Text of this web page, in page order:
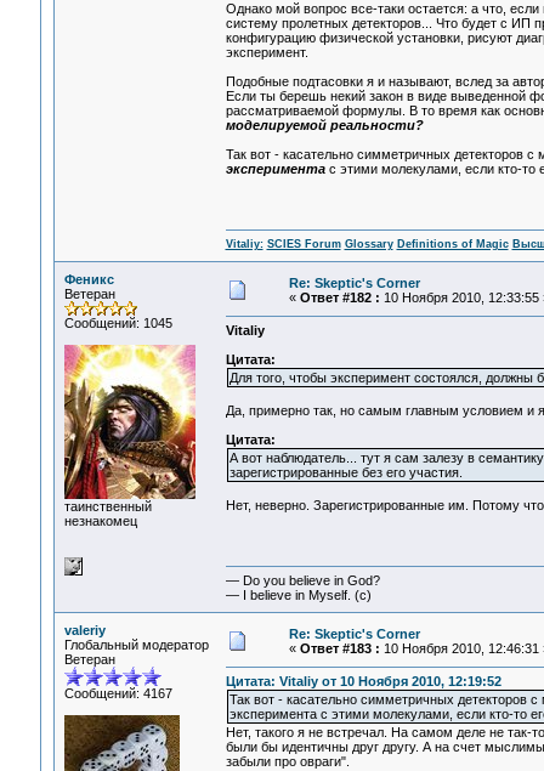
Однако мой вопрос все-таки остается: а что,
систему пролетных детекторов... Что будет с ИП
конфигурацию физической установки, рисуют
эксперимент.
Подобные подтасовки я и называют, вслед за
Если ты берешь некий закон в виде выведенной
рассматриваемой формулы. В то время как
моделируемой реальности?
Так вот - касательно симметричных детекторов
экспериментас этими молекулами, если кто-то
Vitaliy: SCIES Forum Glossary Definitions of Magic
Феникс
Ветеран
Сообщений: 1045
таинственный
незнакомец
Re: Skeptic's Corner
« Ответ #182 : 10 Ноября 2010, 12:33:55
Vitaliy
Цитата:
Для того, чтобы эксперимент состоялся, должны
Да, примерно так, но самым главным условием и
Цитата:
А вот наблюдатель... тут я сам залезу в
зарегистрированные без его участия.
Нет, неверно. Зарегистрированные им. Потому
— Do you believe in God?
— I believe in Myself. (c)
valeriy
Глобальный модератор
Ветеран
Сообщений: 4167
Re: Skeptic's Corner
« Ответ #183 : 10 Ноября 2010, 12:46:31
Цитата: Vitaliy от 10 Ноября 2010, 12:19:52
Так вот - касательно симметричных детекторов
эксперимента с этими молекулами, если кто-то
Нет, такого я не встречал. На самом деле не так-
были бы идентичны друг другу. А на счет
забыли про овраги".